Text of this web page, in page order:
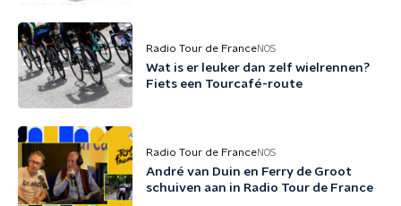
Radio Tour de FranceNOS
Wat is er leuker dan zelf wielrennen?
Fiets een Tourcafé-route
Radio Tour de FranceNOS
André van Duin en Ferry de Groot
schuiven aan in Radio Tour de France